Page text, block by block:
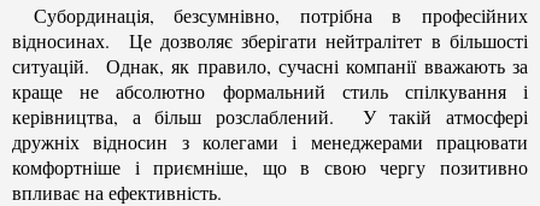
Субординація, безсумнівно, потрібна в професійних
відносинах. Це дозволяє зберігати нейтралітет в більшості
ситуацій. Однак, як правило, сучасні компанії вважають за
краще не абсолютно формальний стиль спілкування і
керівництва, а більш розслаблений. У такій атмосфері
дружніх відносин з колегами і менеджерами працювати
комфортніше і приємніше, що в свою чергу позитивно
впливає на ефективність.